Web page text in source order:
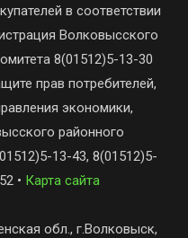
в соответствии
Волковысского
8(01512)5-13-30
прав потребителей,
экономики,
районного
13-43, 8(01512)5-
• Карта сайта
обл., г.Волковыск,